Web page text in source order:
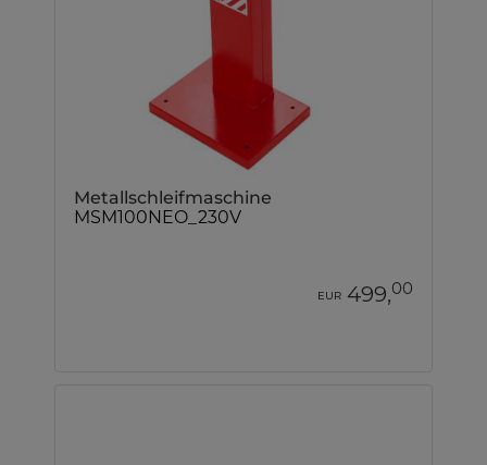
Metallschleifmaschine
MSM100NEO_230V
EUR 499,00